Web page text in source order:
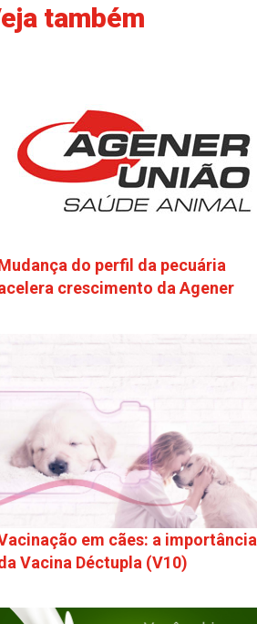
também
do perfil da pecuária
crescimento da Agener
em cães: a importância
Vacina Déctupla (V10)